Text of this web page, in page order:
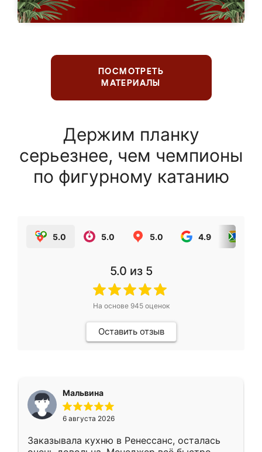
ПОСМОТРЕТЬ
МАТЕРИАЛЫ
Держим планку
серьезнее, чем чемпионы
по фигурному катанию
5.0 5.0 5.0 4.9
5.0 из 5
На основе 945оценок
Оставить отзыв
Мальвина
6 августа 2026
Заказывала кухню в Ренессанс, осталась